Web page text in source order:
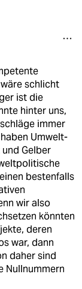
schlicht
ist die
hinter uns,
immer
Umwelt-
Gelber
bestenfalls
wir also
könnten
deren
war, dann
daher sind
Nullnummern